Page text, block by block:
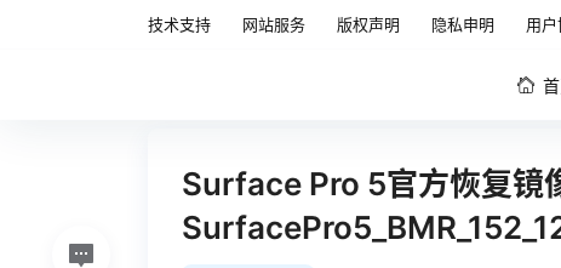
技术支持 网站服务 版权声明 隐私申明 用户
Surface Pro 5官方恢复镜